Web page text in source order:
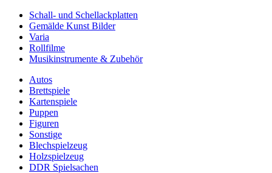
Schall- und Schellackplatten
Gemälde Kunst Bilder
Varia
Rollfilme
Musikinstrumente & Zubehör
Autos
Brettspiele
Kartenspiele
Puppen
Figuren
Sonstige
Blechspielzeug
Holzspielzeug
DDR Spielsachen